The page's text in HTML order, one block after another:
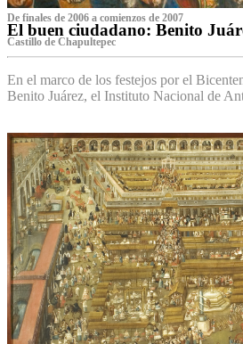
De finales de 2006 a comienzos de 2007
El buen ciudadano: Benito
Castillo de Chapultepec
En el marco de los festejos por el
Benito Juárez, el Instituto Nacional de